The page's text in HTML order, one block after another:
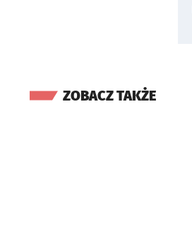
ZOBACZ TAKŻE